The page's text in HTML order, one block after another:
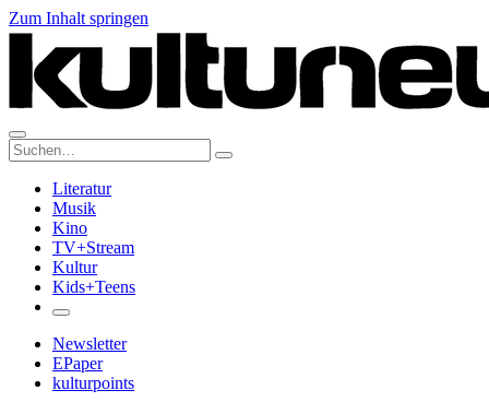
Zum Inhalt springen
Suche:
Literatur
Musik
Kino
TV+Stream
Kultur
Kids+Teens
Newsletter
EPaper
kulturpoints